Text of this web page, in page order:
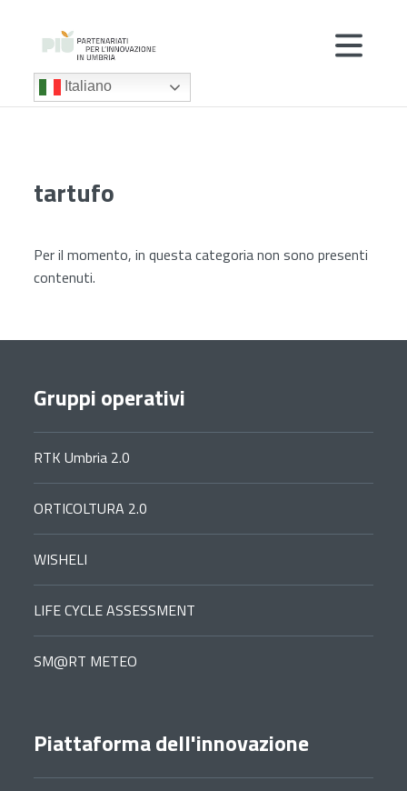
Italiano
tartufo
Per il momento, in questa categoria non sono presenti
contenuti.
Gruppi operativi
RTK Umbria 2.0
ORTICOLTURA 2.0
WISHELI
LIFE CYCLE ASSESSMENT
SM@RT METEO
Piattaforma dell'innovazione